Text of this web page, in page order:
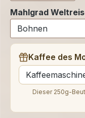
Mahlgrad
Kaffee des
auswählen
Dieser 250g-